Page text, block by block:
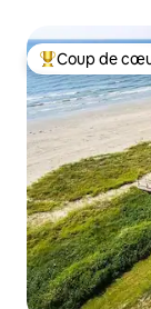
Coups de
Coup de